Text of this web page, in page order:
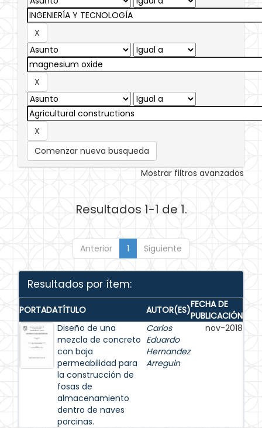
Comenzar nueva busqueda
Mostrar filtros avanzados
Resultados 1-1 de 1.
Anterior 1 Siguiente
Resultados por ítem:
PORTADATÍTULO AUTOR(ES)FECHA DE
PUBLICACIÓN
Diseño de una
mezcla de concreto
con baja
permeabilidad para
la construcción de
fosas de
almacenamiento
dentro de naves
porcinas.
Carlos
Eduardo
Hernandez
Arreguin
nov-2018